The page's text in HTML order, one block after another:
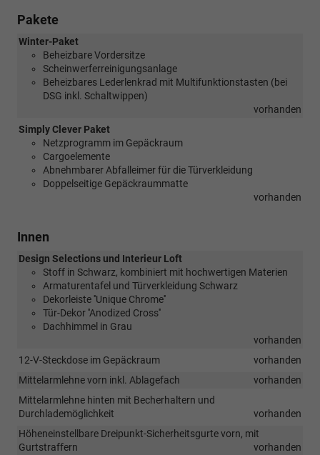
Pakete
Winter-Paket
Beheizbare Vordersitze
Scheinwerferreinigungsanlage
Beheizbares Lederlenkrad mit Multifunktionstasten (bei
DSG inkl. Schaltwippen)
vorhanden
Simply Clever Paket
Netzprogramm im Gepäckraum
Cargoelemente
Abnehmbarer Abfalleimer für die Türverkleidung
Doppelseitige Gepäckraummatte
vorhanden
Innen
Design Selections und Interieur Loft
Stoff in Schwarz, kombiniert mit hochwertigen Materien
Armaturentafel und Türverkleidung Schwarz
Dekorleiste ''Unique Chrome''
Tür-Dekor ''Anodized Cross''
Dachhimmel in Grau
vorhanden
12-V-Steckdose im Gepäckraum
vorhanden
Mittelarmlehne vorn inkl. Ablagefach
vorhanden
Mittelarmlehne hinten mit Becherhaltern und
Durchlademöglichkeit
vorhanden
Höheneinstellbare Dreipunkt-Sicherheitsgurte vorn, mit
Gurtstraffern
vorhanden